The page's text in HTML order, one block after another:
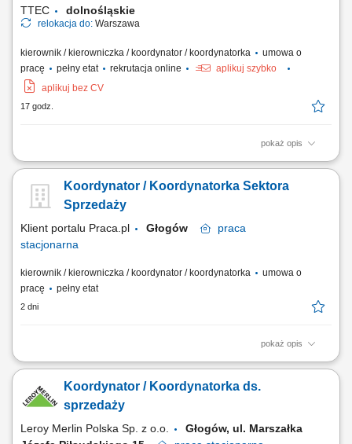
TTEC dolnośląskie
relokacja do: Warszawa
kierownik / kierowniczka / koordynator / koordynatorka
umowa o
pracę
pełny etat rekrutacja online
aplikuj szybko
aplikuj bez CV
17 godz.
pokaż opis
Zakres obowiązków: Zarządzanie pracą zespołu oraz wspieranie
kompetencji członków zespołu. Rozwiązywanie bieżących problemów
operacyjnych oraz obsługa eskalacji zgłaszanych przez klientów.
Koordynator / Koordynatorka Sektora
Sprzedaży
Klient portalu Praca.pl Głogów
praca
stacjonarna
kierownik / kierowniczka / koordynator / koordynatorka
umowa o
pracę
pełny etat
2 dni
pokaż opis
Zarządzanie codzienną pracą zespołu doradców oraz wsparcie ich w
wskaźników handlowych w podległym obszarze. Bezpośrednia obsługa
kupujących oraz dobór rozwiązań produktowych do ich potrzeb. Nadzór
Koordynator / Koordynatorka ds.
sprzedaży
Leroy Merlin Polska Sp. z o.o.
Głogów, ul. Marszałka